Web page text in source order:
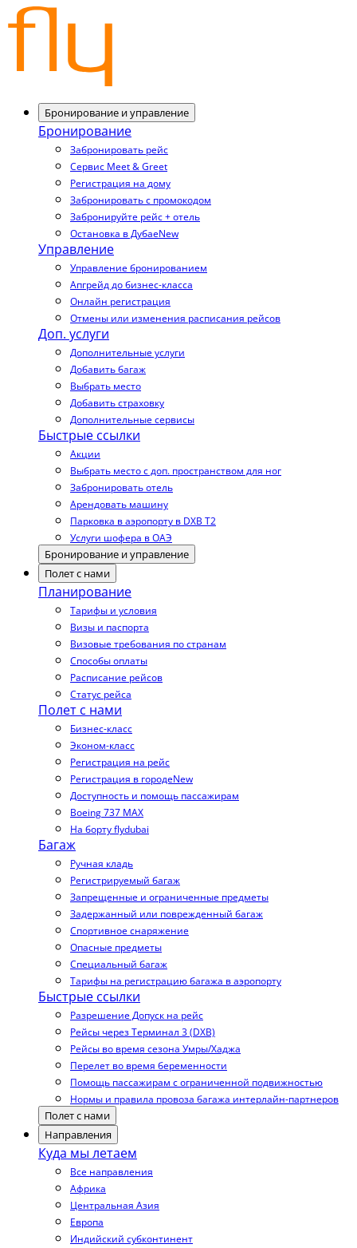
Бронирование и управление
Бронирование
Забронировать рейс
Сервис Meet & Greet
Регистрация на дому
Забронировать с промокодом
Забронируйте рейс + отель
Остановка в ДубаеNew
Управление
Управление бронированием
Апгрейд до бизнес-класса
Онлайн регистрация
Отмены или изменения расписания рейсов
Доп. услуги
Дополнительные услуги
Добавить багаж
Выбрать место
Добавить страховку
Дополнительные сервисы
Быстрые ссылки
Акции
Выбрать место с доп. пространством для ног
Забронировать отель
Арендовать машину
Парковка в аэропорту в DXB T2
Услуги шофера в ОАЭ
Бронирование и управление
Полет с нами
Планирование
Тарифы и условия
Визы и паспорта
Визовые требования по странам
Способы оплаты
Расписание рейсов
Статус рейса
Полет с нами
Бизнес-класс
Эконом-класс
Регистрация на рейс
Регистрация в городеNew
Доступность и помощь пассажирам
Boeing 737 MAX
На борту flydubai
Багаж
Ручная кладь
Регистрируемый багаж
Запрещенные и ограниченные предметы
Задержанный или поврежденный багаж
Спортивное снаряжение
Опасные предметы
Специальный багаж
Тарифы на регистрацию багажа в аэропорту
Быстрые ссылки
Разрешение Допуск на рейс
Рейсы через Терминал 3 (DXB)
Рейсы во время сезона Умры/Хаджа
Перелет во время беременности
Помощь пассажирам с ограниченной подвижностью
Нормы и правила провоза багажа интерлайн-партнеров
Полет с нами
Направления
Куда мы летаем
Все направления
Африка
Центральная Азия
Европа
Индийский субконтинент